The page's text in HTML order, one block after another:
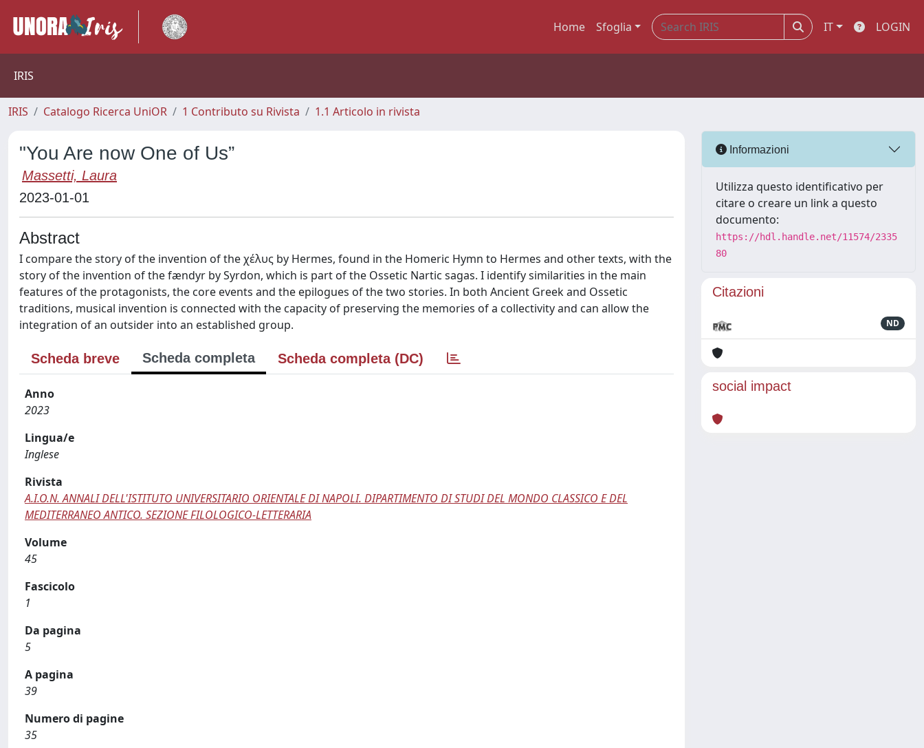
Home Sfoglia IT LOGIN
IRIS
IRIS Catalogo Ricerca UniOR 1 Contributo su Rivista 1.1 Articolo in rivista
"You Are now One of Us”
Massetti, Laura
2023-01-01
Abstract
I compare the story of the invention of the χέλυς by Hermes, found in the Homeric Hymn to Hermes and other texts, with the
story of the invention of the fændyr by Syrdon, which is part of the Ossetic Nartic sagas. I identify similarities in the main
features of the protagonists, the core events and the epilogues of the two stories. In both Ancient Greek and Ossetic
traditions, musical invention is connected with the capacity of preserving the memories of a collectivity and can allow the
integration of an outsider into an established group.
Scheda breve Scheda completa Scheda completa (DC)
Anno
2023
Lingua/e
Inglese
Rivista
A.I.O.N. ANNALI DELL'ISTITUTO UNIVERSITARIO ORIENTALE DI NAPOLI. DIPARTIMENTO DI STUDI DEL MONDO CLASSICO E DEL
MEDITERRANEO ANTICO. SEZIONE FILOLOGICO-LETTERARIA
Volume
45
Fascicolo
1
Da pagina
5
A pagina
39
Numero di pagine
35
Informazioni
Utilizza questo identificativo per
citare o creare un link a questo
documento:
https://hdl.handle.net/11574/2335
80
Citazioni
ND
social impact